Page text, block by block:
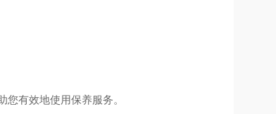
有效地使用保养服务。